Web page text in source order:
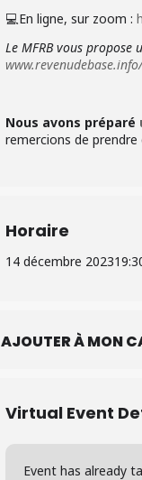
💻 En ligne, sur zoom :
Le MFRB vous
Nous avons préparé
remercions de
Horaire
14 décembre 2023
AJOUTER À MON
Virtual Event
Event has already